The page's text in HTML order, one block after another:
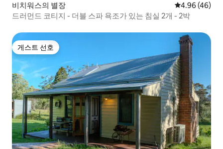
비치워스의 별장 평점 4.96점(5
4.96 (46)
드러먼드 코티지 - 더블 스파 욕조가 있는 침실 2개 - 2박
게스트 선호
게스트 선호